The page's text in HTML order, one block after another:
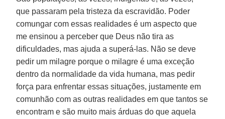
que passaram pela tristeza da escravidão. Poder
comungar com essas realidades é um aspecto que
me ensinou a perceber que Deus não tira as
dificuldades, mas ajuda a superá-las. Não se deve
pedir um milagre porque o milagre é uma exceção
dentro da normalidade da vida humana, mas pedir
força para enfrentar essas situações, justamente em
comunhão com as outras realidades em que tantos se
encontram e são muito mais árduas do que aquela